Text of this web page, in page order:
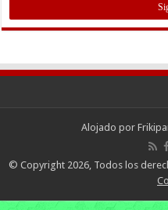
Alojado por
© Copyright 2026, Todos los